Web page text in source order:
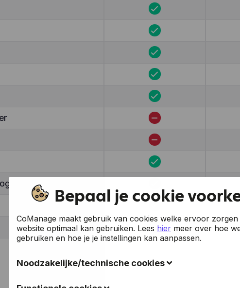
Bepaal je cookie
CoManage maakt gebruik van cookies welke ervoor zorgen
website optimaal kan gebruiken. Lees hier meer over hoe
gebruiken en hoe je je instellingen kan aanpassen.
Noodzakelijke/technische cookies
Deze cookies verzamelen gegevens om de